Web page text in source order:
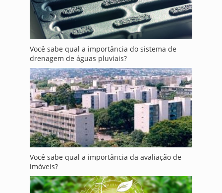
Você sabe qual a importância do sistema de
drenagem de águas pluviais?
Você sabe qual a importância da avaliação de
imóveis?